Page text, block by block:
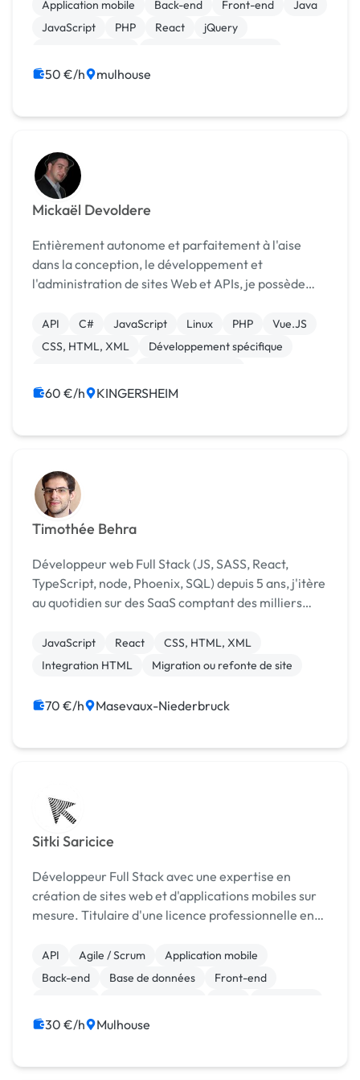
suis prêt à relever de nouveaux défis et à mettre en
œuvre mes co...
Application mobile Back-end Front-end
Java
JavaScript
PHP React
jQuery
50 €/h mulhouse
Mickaël Devoldere
Entièrement autonome et parfaitement à l'aise
dans la conception, le développement et
l'administration de sites Web et APIs, je possède
API C# JavaScript Linux PHP
Vue.JS
CSS, HTML, XML
Développement spécifique
60 €/h KINGERSHEIM
Timothée Behra
Développeur web Full Stack (JS, SASS, React,
TypeScript, node, Phoenix, SQL) depuis 5 ans, j'itère
au quotidien sur des SaaS comptant des milliers
JavaScript React
CSS, HTML, XML
Integration HTML
Migration ou refonte de site
70 €/h Masevaux-Niederbruck
Sitki Saricice
Développeur Full Stack avec une expertise en
création de sites web et d'applications mobiles sur
mesure. Titulaire d'une licence professionnelle en
plusieurs technologies, dont React.js, Node.js,
Spri...
API Agile / Scrum
Application mobile
Back-end
Base de données
Front-end
30 €/h Mulhouse